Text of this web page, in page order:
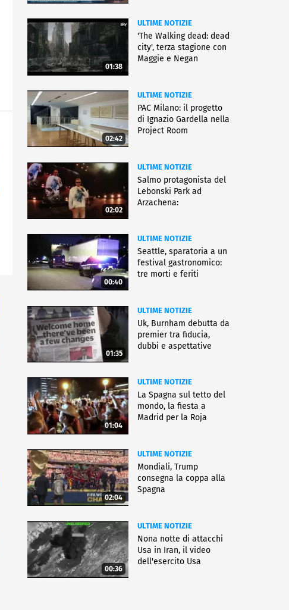
01:38
ULTIME NOTIZIE
'The Walking dead: dead
city', terza stagione con
Maggie e Negan
02:42
ULTIME NOTIZIE
PAC Milano: il progetto
di Ignazio Gardella nella
Project Room
02:02
ULTIME NOTIZIE
Salmo protagonista del
Lebonski Park ad
Arzachena:
00:40
ULTIME NOTIZIE
Seattle, sparatoria a un
festival gastronomico:
tre morti e feriti
01:35
ULTIME NOTIZIE
Uk, Burnham debutta da
premier tra fiducia,
dubbi e aspettative
01:04
ULTIME NOTIZIE
La Spagna sul tetto del
mondo, la fiesta a
Madrid per la Roja
02:04
ULTIME NOTIZIE
Mondiali, Trump
consegna la coppa alla
Spagna
00:36
ULTIME NOTIZIE
Nona notte di attacchi
Usa in Iran, il video
dell'esercito Usa